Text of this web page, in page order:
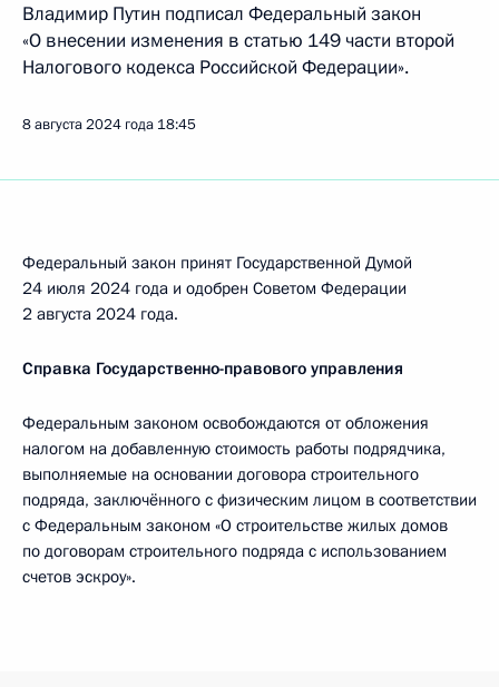
Владимир Путин подписал Федеральный закон
«О внесении изменения в статью 149 части второй
Налогового кодекса Российской Федерации».
8 августа 2024 года 18:45
Федеральный закон принят Государственной Думой
24 июля 2024 года и одобрен Советом Федерации
2 августа 2024 года.
Справка Государственно-правового управления
Федеральным законом освобождаются от обложения
налогом на добавленную стоимость работы подрядчика,
выполняемые на основании договора строительного
подряда, заключённого с физическим лицом в соответствии
с Федеральным законом «О строительстве жилых домов
по договорам строительного подряда с использованием
счетов эскроу».